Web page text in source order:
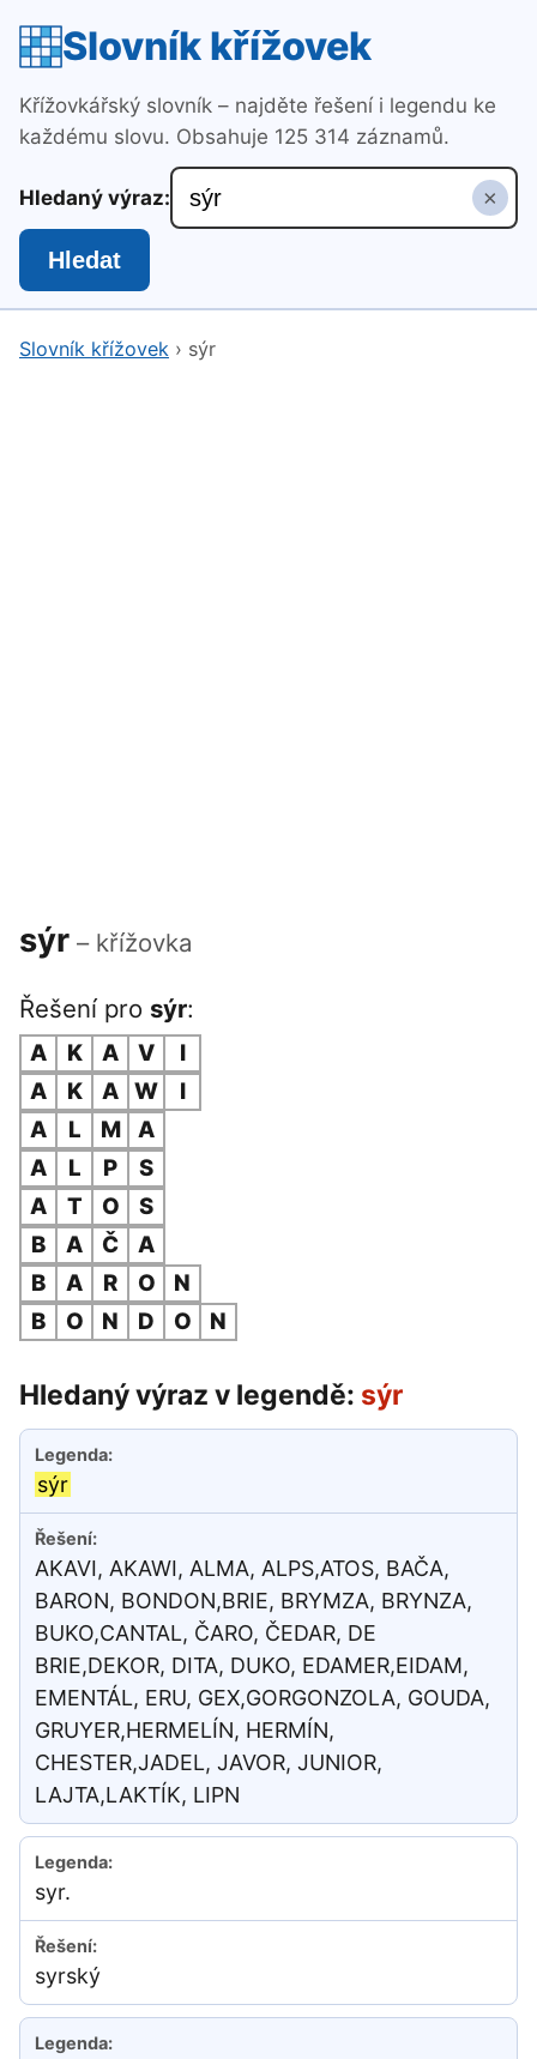
Slovník křížovek
Křížovkářský slovník – najděte řešení i legendu ke
každému slovu. Obsahuje 125 314 záznamů.
Hledaný výraz: ×
Hledat
Slovník křížovek › sýr
sýr – křížovka
Řešení pro sýr:
A K A V
I
A
K A W
I
A
L M
A
A
L P
S
A
T O
S
B
A Č
A
B
A R O
N
B
O N D O N
Hledaný výraz v legendě: sýr
sýr
AKAVI, AKAWI, ALMA, ALPS,ATOS, BAČA,
BARON, BONDON,BRIE, BRYMZA, BRYNZA,
BUKO,CANTAL, ČARO, ČEDAR, DE
BRIE,DEKOR, DITA, DUKO, EDAMER,EIDAM,
EMENTÁL, ERU, GEX,GORGONZOLA, GOUDA,
GRUYER,HERMELÍN, HERMÍN,
CHESTER,JADEL, JAVOR, JUNIOR,
LAJTA,LAKTÍK, LIPN
syr.
syrský